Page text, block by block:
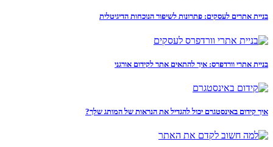
בניית אתרים לעסקים: פתרונות לשיפור הנוכחות הדיגיטלית
בניית אתרי וורדפרס: איך להתאים אתר לקידום אורגני
איך קידום באינסטגרם יכול להגדיל את הנראות של המותג שלך?